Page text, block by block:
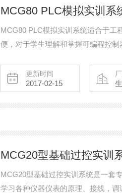
MCG80 PLC模拟实训系
MCG80 PLC模拟实训系统适合于工
便，对于学生理解和掌握可编程控
龙等PLC为核心，集可编程逻辑控
微处理器仿真对象、真实工业对象等
更新时间
2017-02-15
MCG20型基础过控实训
MCG20型基础过控实训系统是一套
学习各种仪器仪表的原理、接线，